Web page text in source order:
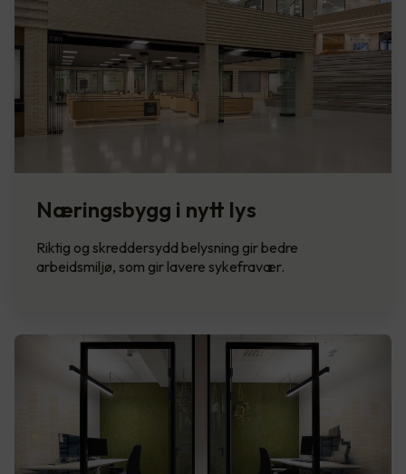
Næringsbygg i nytt lys
Riktig og skreddersydd belysning gir bedre
arbeidsmiljø, som gir lavere sykefravær.